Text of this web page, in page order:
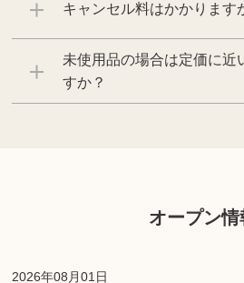
キャンセル料はかかります
未使用品の場合は定価に近
すか？
オープン情
2026年08月01日